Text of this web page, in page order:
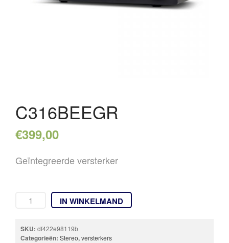
C316BEEGR
€399,00
Geïntegreerde versterker
IN WINKELMAND
SKU: df422e98119b
Categorieën: Stereo,versterkers